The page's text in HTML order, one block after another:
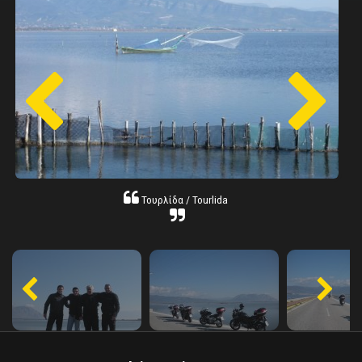
Τουρλίδα / Tourlida